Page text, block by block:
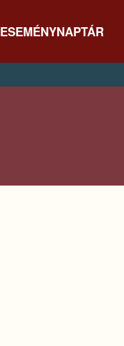
ESEMÉNYNAPTÁR